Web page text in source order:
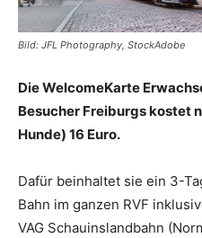
Bild: JFL Photography, StockAdobe
Die WelcomeKarte
Besucher Freiburgs kostet
Hunde) 16 Euro.
Dafür beinhaltet sie ein 3-
Bahn im ganzen RVF
VAG Schauinslandbahn